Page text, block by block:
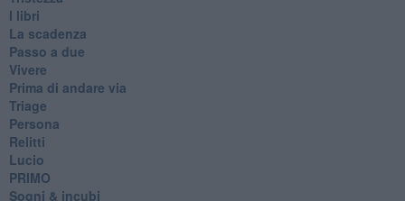
I libri
La scadenza
Passo a due
Vivere
Prima di andare via
Triage
Persona
Relitti
Lucio
PRIMO
Sogni & incubi